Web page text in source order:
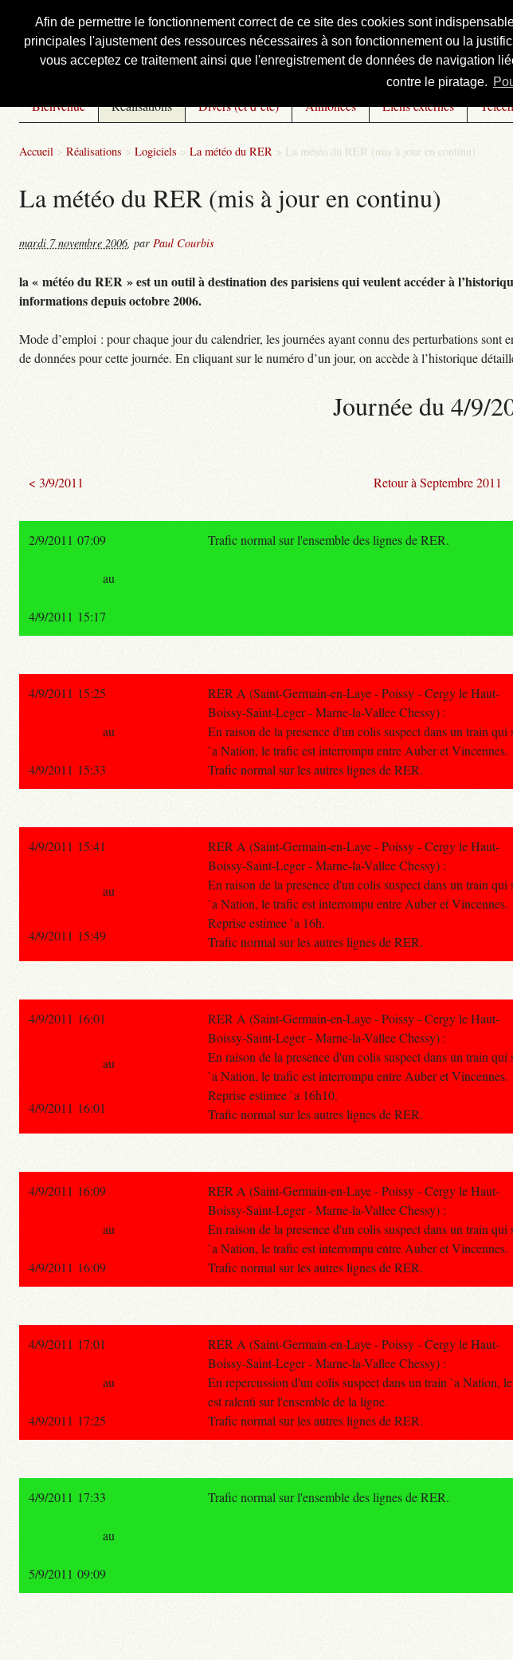
Afin de permettre le fonctionnement correct de ce site des cookies sont
principales l'ajustement des ressources nécessaires à son fonctionnement ou la
vous acceptez ce traitement ainsi que l'enregistrement de données de navigation
contre le piratage.
Courbis, « LE » Blog Officiel
Bienvenue Réalisations Divers (et d’été) Annonces Liens externes
Accueil > Réalisations > Logiciels > La météo du RER > La météo du RER (mis à jour en continu)
La météo du RER (mis à jour en continu)
mardi 7 novembre 2006, par Paul Courbis
la « météo du RER » est un outil à destination des parisiens qui veulent accéder à
informations depuis octobre 2006.
Mode d’emploi : pour chaque jour du calendrier, les journées ayant connu des perturbations sont
de données pour cette journée. En cliquant sur le numéro d’un jour, on accède à l’historique
Journée du 4/9/
< 3/9/2011 Retour à Septembre 2011
2/9/2011 07:09 Trafic normal sur l'ensemble des lignes de RER.
au
4/9/2011 15:17
4/9/2011 15:25
RER A (Saint-Germain-en-Laye - Poissy - Cergy le Haut-
Boissy-Saint-Leger - Marne-la-Vallee Chessy) :
En raison de la presence d'un colis suspect dans un train qui
`a Nation, le trafic est interrompu entre Auber et Vincennes.
Trafic normal sur les autres lignes de RER.
au
4/9/2011 15:33
4/9/2011 15:41
RER A (Saint-Germain-en-Laye - Poissy - Cergy le Haut-
Boissy-Saint-Leger - Marne-la-Vallee Chessy) :
En raison de la presence d'un colis suspect dans un train qui
`a Nation, le trafic est interrompu entre Auber et Vincennes.
Reprise estimee `a 16h.
Trafic normal sur les autres lignes de RER.
au
4/9/2011 15:49
4/9/2011 16:01
RER A (Saint-Germain-en-Laye - Poissy - Cergy le Haut-
Boissy-Saint-Leger - Marne-la-Vallee Chessy) :
En raison de la presence d'un colis suspect dans un train qui
`a Nation, le trafic est interrompu entre Auber et Vincennes.
Reprise estimee `a 16h10.
Trafic normal sur les autres lignes de RER.
au
4/9/2011 16:01
4/9/2011 16:09
RER A (Saint-Germain-en-Laye - Poissy - Cergy le Haut-
Boissy-Saint-Leger - Marne-la-Vallee Chessy) :
En raison de la presence d'un colis suspect dans un train qui
`a Nation, le trafic est interrompu entre Auber et Vincennes.
Trafic normal sur les autres lignes de RER.
au
4/9/2011 16:09
4/9/2011 17:01
RER A (Saint-Germain-en-Laye - Poissy - Cergy le Haut-
Boissy-Saint-Leger - Marne-la-Vallee Chessy) :
En repercussion d'un colis suspect dans un train `a Nation,
est ralenti sur l'ensemble de la ligne.
Trafic normal sur les autres lignes de RER.
au
4/9/2011 17:25
4/9/2011 17:33 Trafic normal sur l'ensemble des lignes de RER.
au
5/9/2011 09:09